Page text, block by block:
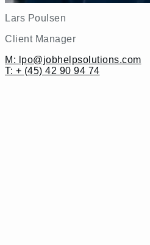
Lars Poulsen
Client Manager
M: lpo@jobhelpsolutions.com
T: + (45) 42 90 94 74